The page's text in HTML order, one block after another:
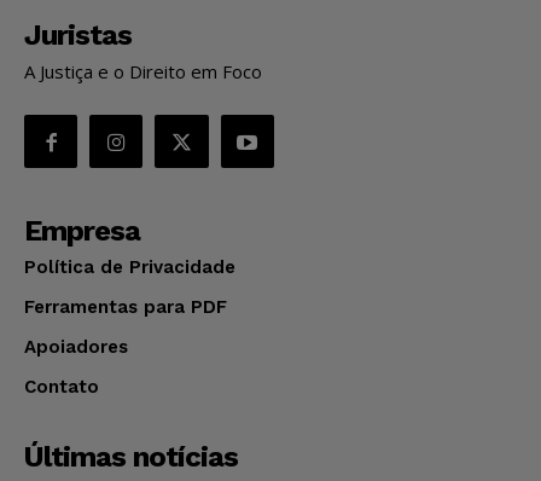
Juristas
A Justiça e o Direito em Foco
Empresa
Política de Privacidade
Ferramentas para PDF
Apoiadores
Contato
Últimas notícias